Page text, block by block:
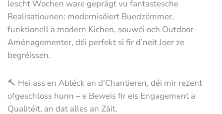
lescht Wochen ware geprägt vu fantastesche
Realisatiounen: moderniséiert Buedzëmmer,
funktionell a modern Kichen, souwéi och Outdoor-
Aménagementer, déi perfekt si fir d’neit Joer ze
begréissen.
🔨 Hei ass en Abléck an d’Chantieren, déi mir rezent
ofgeschloss hunn – e Beweis fir eis Engagement a
Qualitéit, an dat alles an Zäit.